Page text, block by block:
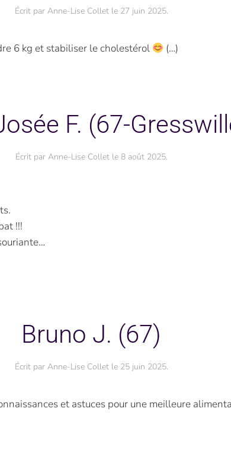
Écrit par Anne-Lise Colletle 27 juin 2025.
6 kg et stabiliser le cholestérol (…)
F. (67-
Écrit par Anne-Lise Colletle 8 août 2025.
!!!
Bruno J. (67)
Écrit par Anne-Lise Colletle 25 juin 2025.
et astuces pour une meilleure